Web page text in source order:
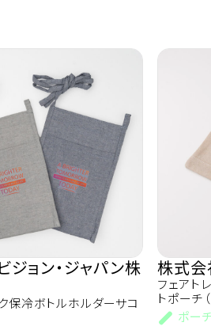
ジョン・ジャパン株
保冷ボトルホルダーサコ
株式会
フェアト
トポーチ
ポー